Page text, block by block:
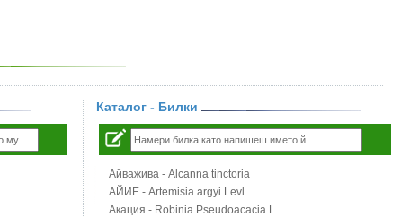
Каталог - Билки
Айважива - Alcanna tinctoria
АЙИЕ - Artemisia argyi Levl
Акация - Robinia Pseudoacacia L.